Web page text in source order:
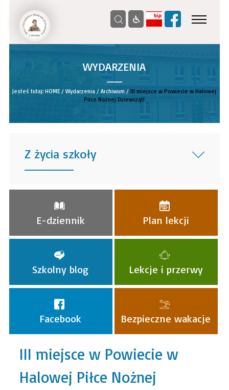
WYDARZENIA
__
Jesteś tutaj:HOME /Wydarzenia /Archiwum /III miejsce w Powiecie w Halowej
Piłce Nożnej Dziewcząt!
Z życia szkoły
______
E-dziennik Plan lekcji
Szkolny blog Lekcje i przerwy
Facebook Bezpieczne wakacje
III miejsce w Powiecie w
Halowej Piłce Nożnej